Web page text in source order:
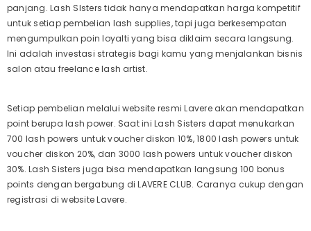
panjang. Lash SIsters tidak hanya mendapatkan harga kompetitif
untuk setiap pembelian lash supplies, tapi juga berkesempatan
mengumpulkan poin loyalti yang bisa diklaim secara langsung.
Ini adalah investasi strategis bagi kamu yang menjalankan bisnis
salon atau freelance lash artist.
Setiap pembelian melalui website resmi Lavere akan mendapatkan
point berupalash power. Saat iniLash Sisters dapat menukarkan
700 lash powers untuk voucher diskon 10%, 1800lash powersuntuk
voucher diskon 20%, dan 3000 lash powers untuk voucher diskon
30%.Lash Sistersjuga bisa mendapatkan langsung 100 bonus
points dengan bergabung di LAVERE CLUB. Caranya cukup dengan
registrasi di website Lavere.